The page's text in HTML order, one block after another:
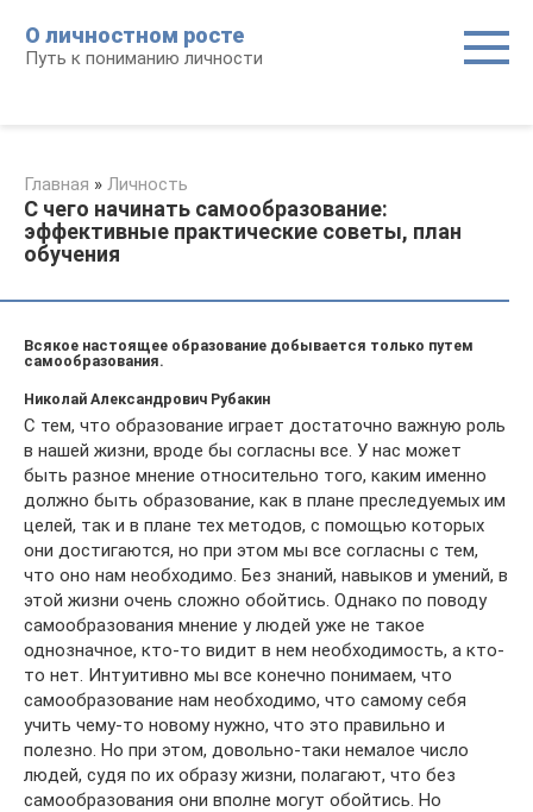
контенту
О личностном росте
Путь к пониманию личности
Главная » Личность
С чего начинать самообразование:
эффективные практические советы, план
обучения
Всякое настоящее образование добывается только путем
самообразования.
Николай Александрович Рубакин
С тем, что образование играет достаточно важную роль
в нашей жизни, вроде бы согласны все. У нас может
быть разное мнение относительно того, каким именно
должно быть образование, как в плане преследуемых им
целей, так и в плане тех методов, с помощью которых
они достигаются, но при этом мы все согласны с тем,
что оно нам необходимо. Без знаний, навыков и умений, в
этой жизни очень сложно обойтись. Однако по поводу
самообразования мнение у людей уже не такое
однозначное, кто-то видит в нем необходимость, а кто-
то нет. Интуитивно мы все конечно понимаем, что
самообразование нам необходимо, что самому себя
учить чему-то новому нужно, что это правильно и
полезно. Но при этом, довольно-таки немалое число
людей, судя по их образу жизни, полагают, что без
самообразования они вполне могут обойтись. Но